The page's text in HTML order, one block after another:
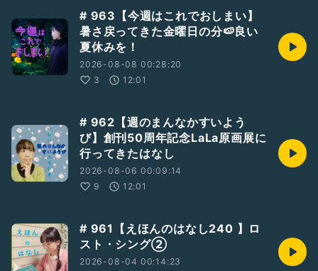
9(金)です
水金20:00-20:30
※アーカイブなし
おやすみえほん ご視聴、詳細はこちら↓
https://www.star-lab-online.com
https://suzuri.jp/mai_141
📚絵本リクエストや、
ご感想ご質問など、今後の参考にさせていただきますので、是
非お送りください。
「質問を送る」からお待ちしております！
#ひとり語り #石井舞#石井舞のラジオ
#えほんのはなし#絵本
#安房直子さん #こみねゆらさん
#雪の絵本
# 963【今週はこれでおしまい】
暑さ戻ってきた金曜日の分🍉良い
夏休みを！
2026-08-08 00:28:20
3
12:01
# 962【週のまんなかすいよう
び】創刊50周年記念LaLa原画展に
行ってきたはなし
2026-08-06 00:09:14
9
12:01
# 961【えほんのはなし240 】ロ
スト・シング②
2026-08-04 00:14:23